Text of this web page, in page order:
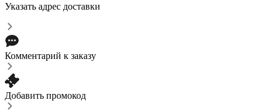
Указать адрес доставки
Комментарий к заказу
Добавить промокод